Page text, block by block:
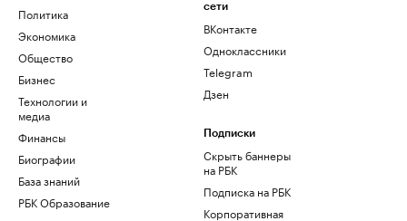
Политика
Экономика
Общество
Бизнес
Технологии и
медиа
Финансы
Биографии
База знаний
РБК Образование
сети
ВКонтакте
Одноклассники
Telegram
Дзен
Подписки
Скрыть баннеры
на РБК
Подписка на РБК
Корпоративная